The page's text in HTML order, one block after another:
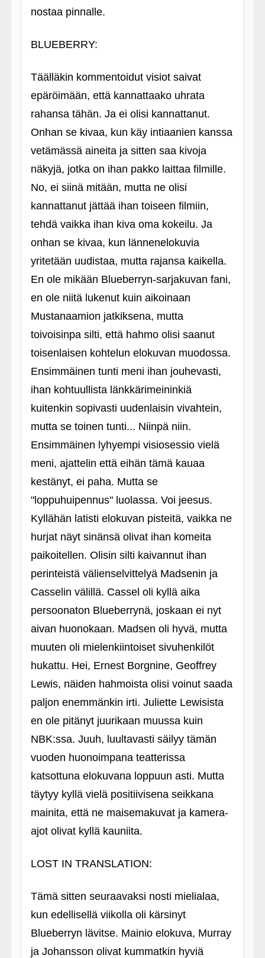
nostaa pinnalle.
BLUEBERRY:
Täälläkin kommentoidut visiot saivat
epäröimään, että kannattaako uhrata
rahansa tähän. Ja ei olisi kannattanut.
Onhan se kivaa, kun käy intiaanien kanssa
vetämässä aineita ja sitten saa kivoja
näkyjä, jotka on ihan pakko laittaa filmille.
No, ei siinä mitään, mutta ne olisi
kannattanut jättää ihan toiseen filmiin,
tehdä vaikka ihan kiva oma kokeilu. Ja
onhan se kivaa, kun lännenelokuvia
yritetään uudistaa, mutta rajansa kaikella.
En ole mikään Blueberryn-sarjakuvan fani,
en ole niitä lukenut kuin aikoinaan
Mustanaamion jatkiksena, mutta
toivoisinpa silti, että hahmo olisi saanut
toisenlaisen kohtelun elokuvan muodossa.
Ensimmäinen tunti meni ihan jouhevasti,
ihan kohtuullista länkkärimeininkiä
kuitenkin sopivasti uudenlaisin vivahtein,
mutta se toinen tunti... Niinpä niin.
Ensimmäinen lyhyempi visiosessio vielä
meni, ajattelin että eihän tämä kauaa
kestänyt, ei paha. Mutta se
"loppuhuipennus" luolassa. Voi jeesus.
Kyllähän latisti elokuvan pisteitä, vaikka ne
hurjat näyt sinänsä olivat ihan komeita
paikoitellen. Olisin silti kaivannut ihan
perinteistä välienselvittelyä Madsenin ja
Casselin välillä. Cassel oli kyllä aika
persoonaton Blueberrynä, joskaan ei nyt
aivan huonokaan. Madsen oli hyvä, mutta
muuten oli mielenkiintoiset sivuhenkilöt
hukattu. Hei, Ernest Borgnine, Geoffrey
Lewis, näiden hahmoista olisi voinut saada
paljon enemmänkin irti. Juliette Lewisista
en ole pitänyt juurikaan muussa kuin
NBK:ssa. Juuh, luultavasti säilyy tämän
vuoden huonoimpana teatterissa
katsottuna elokuvana loppuun asti. Mutta
täytyy kyllä vielä positiivisena seikkana
mainita, että ne maisemakuvat ja kamera-
ajot olivat kyllä kauniita.
LOST IN TRANSLATION:
Tämä sitten seuraavaksi nosti mielialaa,
kun edellisellä viikolla oli kärsinyt
Blueberryn lävitse. Mainio elokuva, Murray
ja Johansson olivat kummatkin hyviä